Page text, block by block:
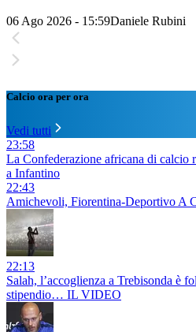
06 Ago 2026 - 15:59Daniele Rubini
Calcio ora per ora
Vedi tutti
23:58
La Confederazione africana di calcio
a Infantino
22:43
Amichevoli, Fiorentina-Deportivo A
22:13
Salah, l’accoglienza a Trebisonda è
stipendio… IL VIDEO